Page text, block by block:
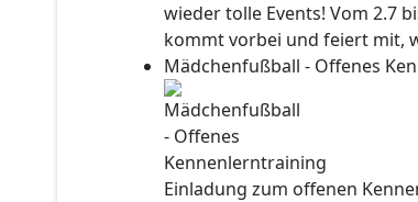
wieder tolle Events! Vom 2.7
kommt vorbei und feiert mit,
Mädchenfußball - Offenes
Einladung zum offenen